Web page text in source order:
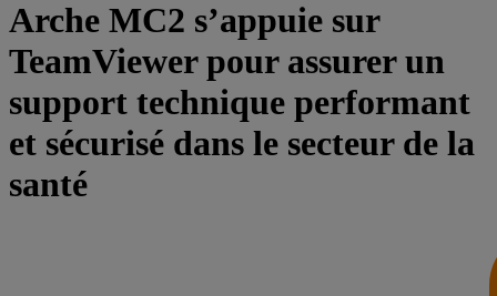
Arche MC2 s’appuie sur
TeamViewer pour assurer un
support technique performant
et sécurisé dans le secteur de la
santé